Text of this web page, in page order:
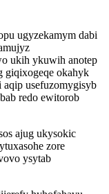
ugyzekamym dabi
ukih ykuwih anotep
giqixogeqe okahyk
usefuzomygisyb
redo ewitorob
ajug ukysokic
zore
ysytab